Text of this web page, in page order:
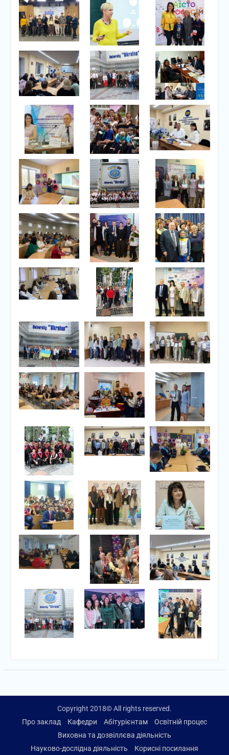
Copyright 2018© All rights reserved.
Про заклад
Кафедри Абітурієнтам
Освітній процес
Виховна та дозвіллєва діяльність
Науково-дослідна діяльність
Корисні посилання